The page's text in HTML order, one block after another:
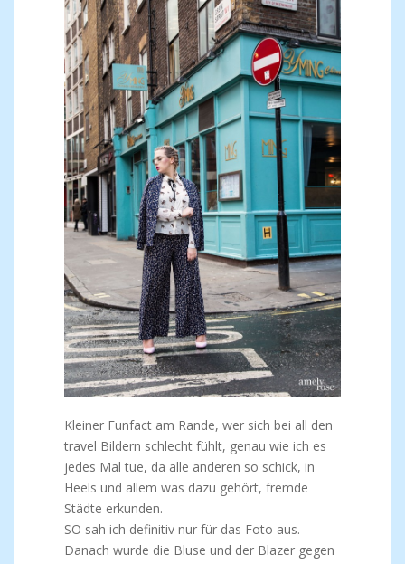
Kleiner Funfact am Rande, wer sich bei all den
travel Bildern schlecht fühlt, genau wie ich es
jedes Mal tue, da alle anderen so schick, in
Heels und allem was dazu gehört, fremde
Städte erkunden.
SO sah ich definitiv nur für das Foto aus.
Danach wurde die Bluse und der Blazer gegen